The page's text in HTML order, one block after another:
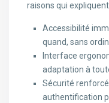
raisons qui
Accessibilité
quand, sans
Interface
adaptation à
Sécurité
authentification